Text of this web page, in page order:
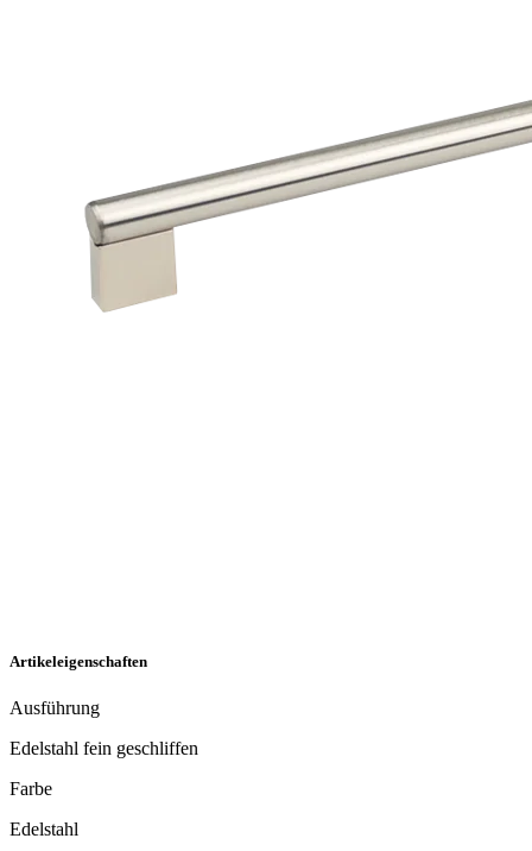
Artikeleigenschaften
Ausführung
Edelstahl fein geschliffen
Farbe
Edelstahl